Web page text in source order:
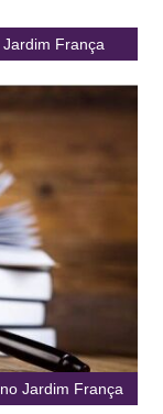
França
Jardim França